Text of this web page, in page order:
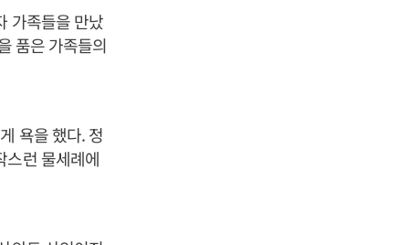
가족들을 만났
품은 가족들의
욕을 했다. 정
스런 물세례에